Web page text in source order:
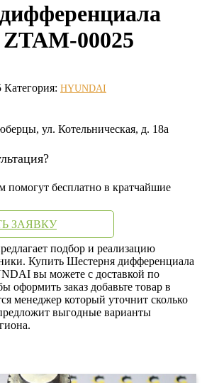
00025
Категория: HYUNDAI
ул. Котельническая, д. 18а
бесплатно в кратчайшие
ЗАЯВКУ
подбор и реализацию
Купить Шестерня дифференциала
вы можете с доставкой по
оформить заказ добавьте товар в
менеджер который уточнит сколько
выгодные варианты